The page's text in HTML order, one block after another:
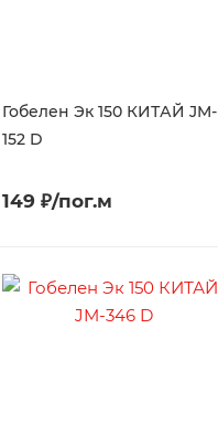
Гобелен Эк 150 КИТАЙ JM-
152 D
149 ₽/пог.м